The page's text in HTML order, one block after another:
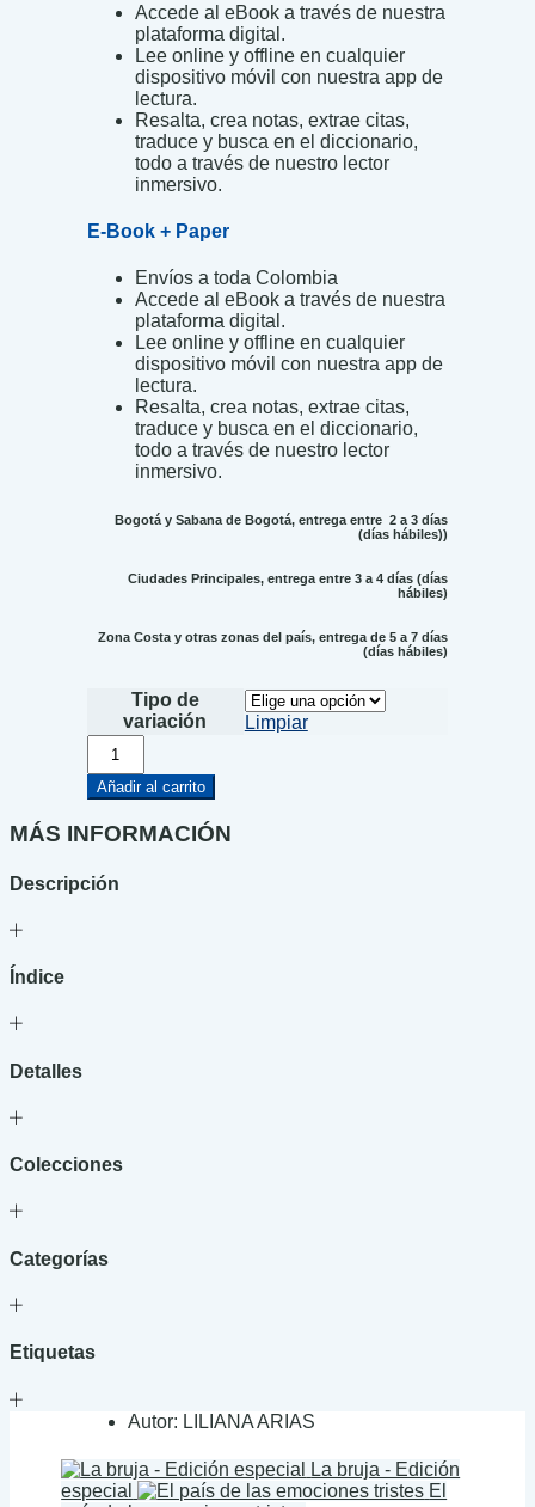
Accede al eBook a través de nuestra
plataforma digital.
Lee online y offline en cualquier
dispositivo móvil con nuestra app de
lectura.
Resalta, crea notas, extrae citas,
traduce y busca en el diccionario,
todo a través de nuestro lector
inmersivo.
E-Book + Paper
Envíos a toda Colombia
Accede al eBook a través de nuestra
plataforma digital.
Lee online y offline en cualquier
dispositivo móvil con nuestra app de
lectura.
Resalta, crea notas, extrae citas,
traduce y busca en el diccionario,
todo a través de nuestro lector
inmersivo.
Bogotá y Sabana de Bogotá, entrega entre 2 a 3 días
(días hábiles))
Ciudades Principales, entrega entre 3 a 4 días (días
hábiles)
Zona Costa y otras zonas del país, entrega de 5 a 7 días
(días hábiles)
Tipo de
variación
Limpiar
vuelta
al
en
animales
cantidad
Añadir al carrito
MÁS INFORMACIÓN
Descripción
Índice
Detalles
Colecciones
Categorías
Etiquetas
Autor: LILIANA ARIAS
La bruja - Edición
especial
El